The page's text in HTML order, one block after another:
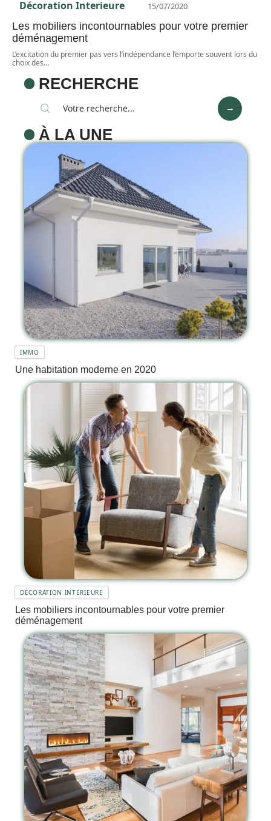
Décoration Interieure 15/07/2020
Les mobiliers incontournables pour votre premier
déménagement
L’excitation du premier pas vers l’indépendance l’emporte souvent lors du
choix des…
RECHERCHE
À LA UNE
IMMO
Une habitation moderne en 2020
DÉCORATION INTERIEURE
Les mobiliers incontournables pour votre premier
déménagement